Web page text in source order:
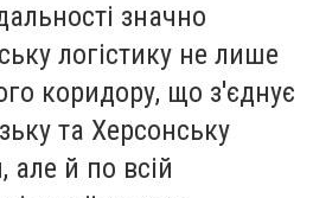
значно
логістику не лише
коридору, що з'єднує
та Херсонську
але й по всій